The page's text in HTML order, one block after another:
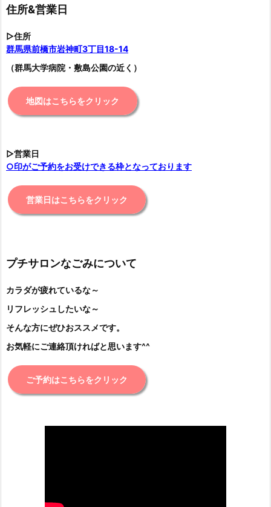
住所&営業日
▷住所
群馬県前橋市岩神町3丁目18-14
（群馬大学病院・敷島公園の近く）
地図はこちらをクリック
▷営業日
○印がご予約をお受けできる枠となっております
営業日はこちらをクリック
プチサロンなごみについて
カラダが疲れているな～
リフレッシュしたいな～
そんな方にぜひおススメです。
お気軽にご連絡頂ければと思います^^
ご予約はこちらをクリック